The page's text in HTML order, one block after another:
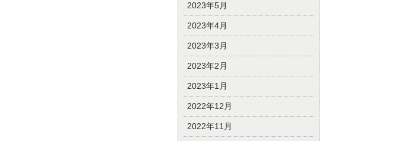
2023年5月
2023年4月
2023年3月
2023年2月
2023年1月
2022年12月
2022年11月